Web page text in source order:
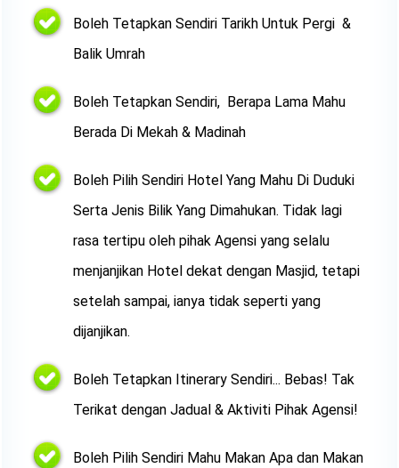
Boleh Tetapkan Sendiri Tarikh Untuk Pergi &
Balik Umrah
Boleh Tetapkan Sendiri, Berapa Lama Mahu
Berada Di Mekah & Madinah
Boleh Pilih Sendiri Hotel Yang Mahu Di Duduki
Serta Jenis Bilik Yang Dimahukan. Tidak lagi
rasa tertipu oleh pihak Agensi yang selalu
menjanjikan Hotel dekat dengan Masjid, tetapi
setelah sampai, ianya tidak seperti yang
dijanjikan.
Boleh Tetapkan Itinerary Sendiri... Bebas! Tak
Terikat dengan Jadual & Aktiviti Pihak Agensi!
Boleh Pilih Sendiri Mahu Makan Apa dan Makan